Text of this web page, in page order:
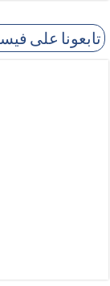
تابعونا على